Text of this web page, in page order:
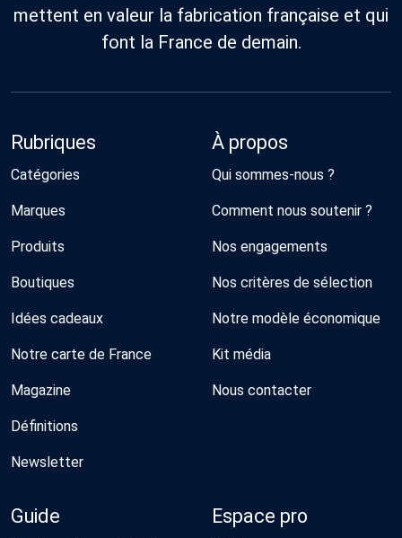
mettent en valeur la fabrication française et qui
font la France de demain.
Rubriques
Catégories
Marques
Produits
Boutiques
Idées cadeaux
Notre carte de France
Magazine
Définitions
Newsletter
À propos
Qui sommes-nous ?
Comment nous soutenir ?
Nos engagements
Nos critères de sélection
Notre modèle économique
Kit média
Nous contacter
Guide Espace pro